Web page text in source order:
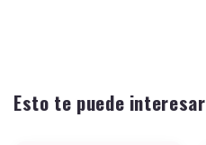
Esto te puede interesar